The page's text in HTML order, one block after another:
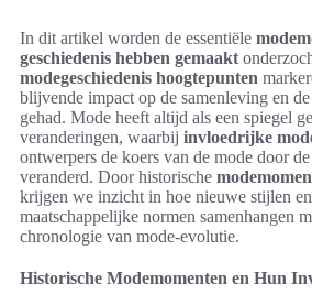
In dit artikel worden de essentiële
geschiedenis hebben gemaakt
modegeschiedenis hoogtepunten
blijvende impact op de samenleving en
gehad. Mode heeft altijd als een spiegel
veranderingen, waarbij invloedrijke
ontwerpers de koers van de mode door
veranderd. Door historische
krijgen we inzicht in hoe nieuwe stijlen
maatschappelijke normen samenhangen
chronologie van mode-evolutie.
Historische Modemomenten en Hun